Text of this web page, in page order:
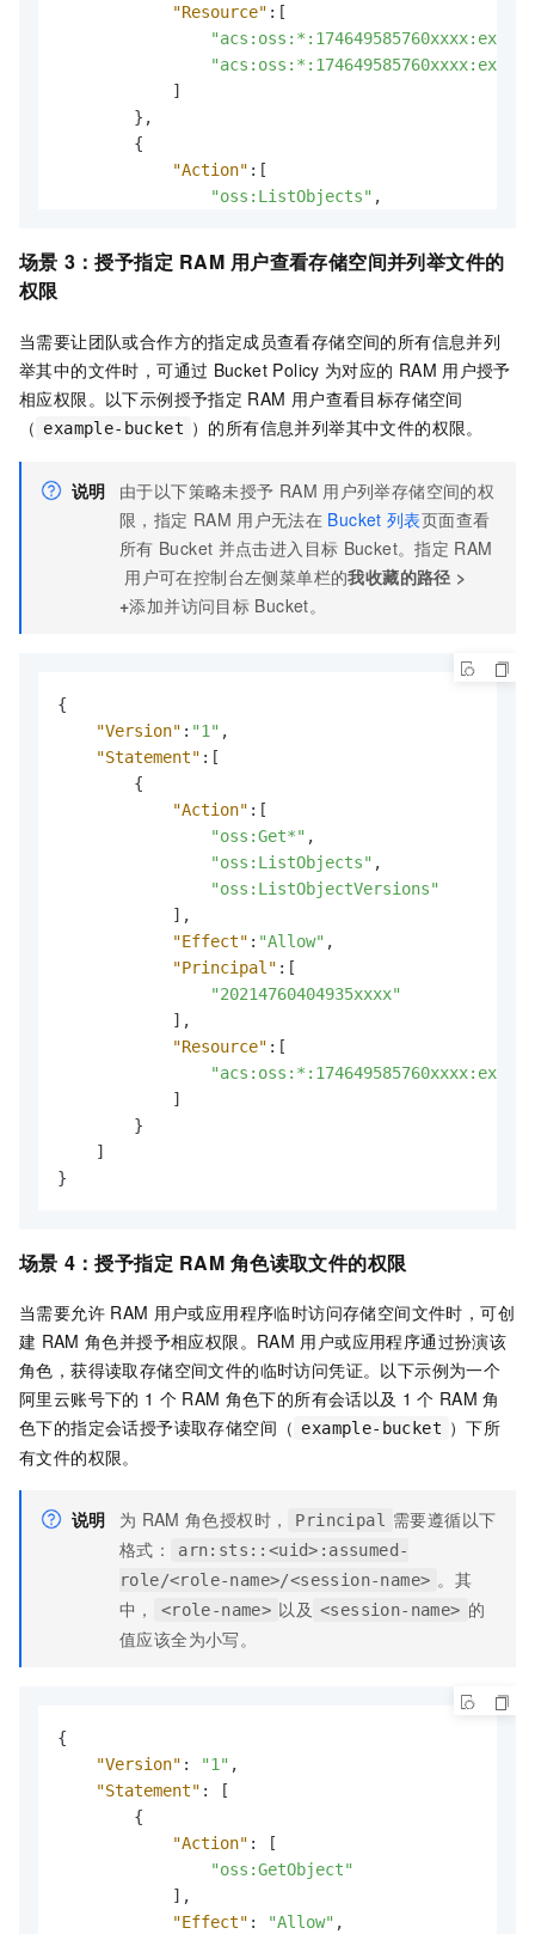
"Resource" : [
]
} ,
{
"Action" : [
"oss:ListObjects" ,
"Condition":{
"hangzhou/2020/*",
"shanghai/2015/*"
]
}
"Effect":"Allow" ,
"Principal":[
"20214760404935xxxx"
"Resource":[
场景 3：授予指定 RAM 用户查看存储空间并列举文件的
权限
当需要让团队或合作方的指定成员查看存储空间的所有信息并列
举其中的文件时，可通过 Bucket Policy 为对应的 RAM 用户授予
相应权限。以下示例授予指定 RAM 用户查看目标存储空间
（ example-bucket ）的所有信息并列举其中文件的权限。
说明 由于以下策略未授予 RAM 用户列举存储空间的权
限，指定 RAM 用户无法在 Bucket 列表页面查看
所有 Bucket 并点击进入目标 Bucket。指定 RAM
用户可在控制台左侧菜单栏的我收藏的路径 >
+添加并访问目标 Bucket。
{
"Version" : "1" ,
"Statement" : [
{
"Action" : [
"oss:Get*" ,
"oss:ListObjects" ,
"oss:ListObjectVersions"
] ,
"Effect" : "Allow" ,
"Principal" : [
"20214760404935xxxx"
] ,
"Resource" : [
]
}
]
}
场景 4：授予指定 RAM 角色读取文件的权限
当需要允许 RAM 用户或应用程序临时访问存储空间文件时，可创
建 RAM 角色并授予相应权限。RAM 用户或应用程序通过扮演该
角色，获得读取存储空间文件的临时访问凭证。以下示例为一个
阿里云账号下的 1 个 RAM 角色下的所有会话以及 1 个 RAM 角
色下的指定会话授予读取存储空间（ example-bucket ）下所
有文件的权限。
说明 为 RAM 角色授权时， Principal 需要遵循以下
格式：
arn:sts::<uid>:assumed-
role/<role-name>/<session-name> 。其
中，
<role-name> 以及 <session-name> 的
值应该全为小写。
{
"Version" : "1" ,
"Statement" :
[
{
"Action" :
[
"oss:GetObject"
] ,
"Effect" : "Allow" ,